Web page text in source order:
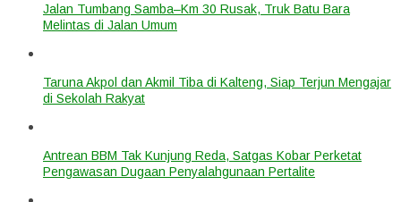
Jalan Tumbang Samba–Km 30 Rusak, Truk Batu Bara
Melintas di Jalan Umum
Taruna Akpol dan Akmil Tiba di Kalteng, Siap Terjun Mengajar
di Sekolah Rakyat
Antrean BBM Tak Kunjung Reda, Satgas Kobar Perketat
Pengawasan Dugaan Penyalahgunaan Pertalite